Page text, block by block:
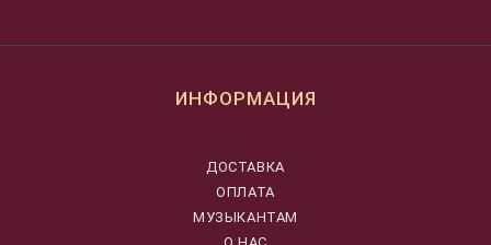
ИНФОРМАЦИЯ
ДОСТАВКА
ОПЛАТА
МУЗЫКАНТАМ